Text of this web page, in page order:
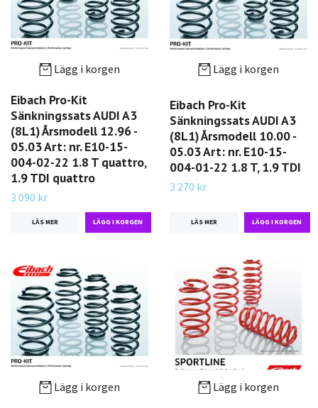
Lägg i korgen
Eibach Pro-Kit
Sänkningssats AUDI A3
(8L1) Årsmodell 12.96 -
05.03 Art: nr. E10-15-
004-02-22 1.8 T quattro,
1.9 TDI quattro
3 090 kr
LÄS MER
Lägg i korgen
Eibach Pro-Kit
Sänkningssats AUDI A3
(8L1) Årsmodell 10.00 -
05.03 Art: nr. E10-15-
004-01-22 1.8 T, 1.9 TDI
3 270 kr
LÄS MER
Lägg i korgen Lägg i korgen